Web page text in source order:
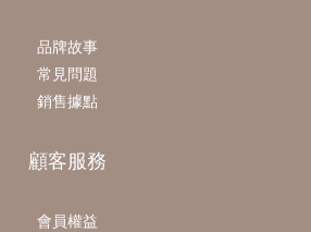
品牌故事
常見問題
銷售據點
顧客服務
會員權益